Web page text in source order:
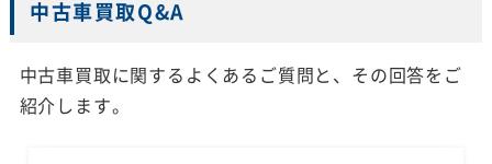
中古車買取Q&A
中古車買取に関するよくあるご質問と、その回答をご
紹介します。